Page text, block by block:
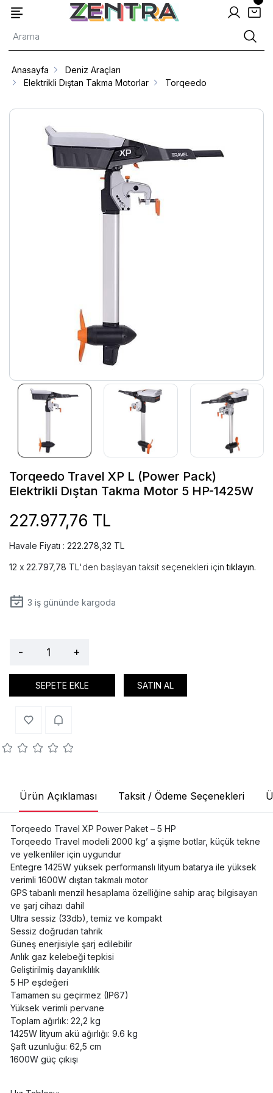
Anasayfa
Deniz Araçları
Elektrikli Dıştan Takma Motorlar
Torqeedo
Torqeedo Travel XP L (Power Pack)
Elektrikli Dıştan Takma Motor 5 HP-1425W
227.977,76 TL
Havale Fiyatı : 222.278,32 TL
22.797,78 TL'den başlayan taksit seçenekleri içintıklayın.
3 iş gününde kargoda
- +
SEPETE EKLE SATIN AL
Ürün Açıklaması Taksit / Ödeme Seçenekleri
Torqeedo Travel XP Power Paket – 5 HP
Torqeedo Travel modeli 2000 kg’ a şişme botlar, küçük tekne
ve yelkenliler için uygundur
Entegre 1425W yüksek performanslı lityum batarya ile yüksek
verimli 1600W dıştan takmalı motor
GPS tabanlı menzil hesaplama özelliğine sahip araç bilgisayarı
ve şarj cihazı dahil
Ultra sessiz (33db), temiz ve kompakt
Sessiz doğrudan tahrik
Güneş enerjisiyle şarj edilebilir
Anlık gaz kelebeği tepkisi
Geliştirilmiş dayanıklılık
5 HP eşdeğeri
Tamamen su geçirmez (IP67)
Yüksek verimli pervane
Toplam ağırlık: 22,2 kg
1425W lityum akü ağırlığı: 9.6 kg
Şaft uzunluğu: 62,5 cm
1600W güç çıkışı